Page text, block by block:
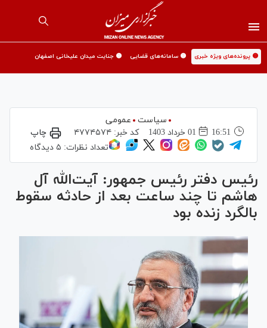
🟡 پرونده‌های ویژه خبری 🟡 سامانه‌های قضایی 🟡 جنایت میدان علیخانی اصفهان
سیاست
عمومی
16:51
01 خرداد 1403 کد خبر: ۴۷۷۴۵۷۴
چاپ
تعداد نظرات: ۵ دیدگاه
رئیس دفتر رئیس جمهور: آیت‌الله آل
هاشم تا چند ساعت بعد از حادثه سقوط
بالگرد زنده بود